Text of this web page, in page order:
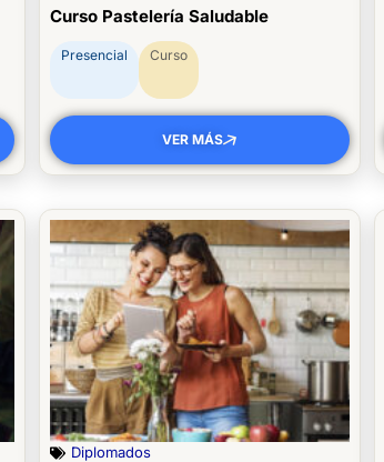
Curso Pastelería Saludable
Presencial Curso
VER MÁS
Diplomados